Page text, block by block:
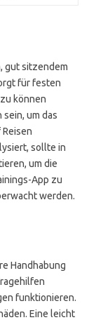
gut sitzendem
für festen
können
um das
sollte in
um die
App zu
werden.
Handhabung
funktionieren.
Eine leicht